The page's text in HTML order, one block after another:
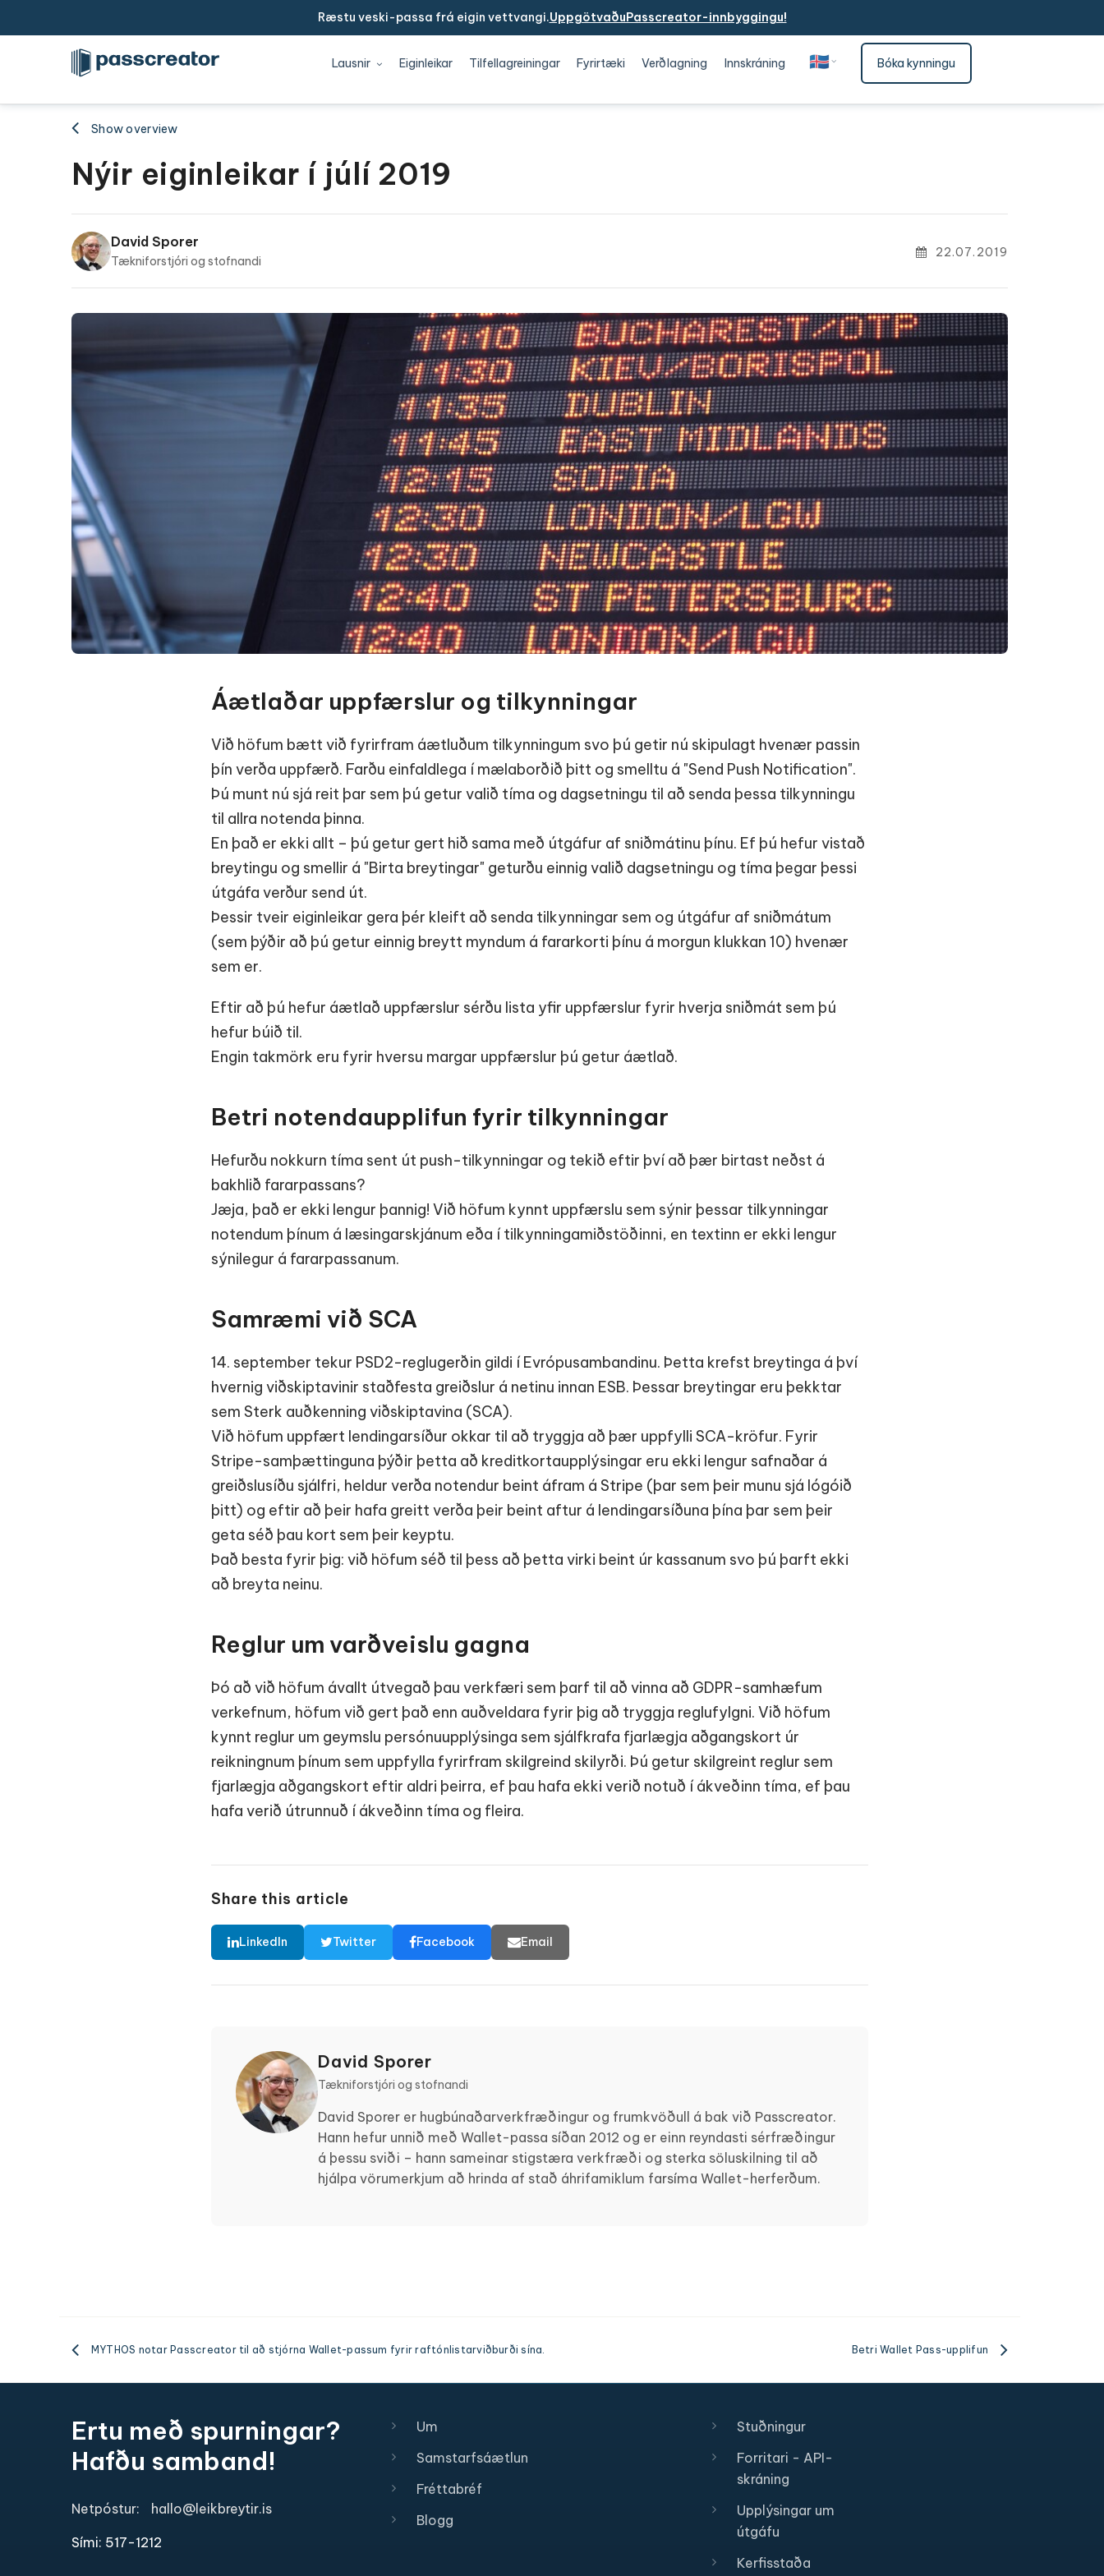
Ræstu veski-passa frá eigin vettvangi.UppgötvaðuPasscreator-innbyggingu!
Lausnir Eiginleikar Tilfellagreiningar Fyrirtæki Verðlagning Innskráning 🇮🇸Íslenska Bóka kynningu
Show overview
Nýir eiginleikar í júlí 2019
David Sporer
Tækniforstjóri og stofnandi
22.07.2019
Áætlaðar uppfærslur og tilkynningar
Við höfum bætt við fyrirfram áætluðum tilkynningum svo þú getir nú skipulagt hvenær passin
þín verða uppfærð. Farðu einfaldlega í mælaborðið þitt og smelltu á "Send Push Notification".
Þú munt nú sjá reit þar sem þú getur valið tíma og dagsetningu til að senda þessa tilkynningu
til allra notenda þinna.
En það er ekki allt – þú getur gert hið sama með útgáfur af sniðmátinu þínu. Ef þú hefur vistað
breytingu og smellir á "Birta breytingar" geturðu einnig valið dagsetningu og tíma þegar þessi
útgáfa verður send út.
Þessir tveir eiginleikar gera þér kleift að senda tilkynningar sem og útgáfur af sniðmátum
(sem þýðir að þú getur einnig breytt myndum á fararkorti þínu á morgun klukkan 10) hvenær
sem er.
Eftir að þú hefur áætlað uppfærslur sérðu lista yfir uppfærslur fyrir hverja sniðmát sem þú
hefur búið til.
Engin takmörk eru fyrir hversu margar uppfærslur þú getur áætlað.
Betri notendaupplifun fyrir tilkynningar
Hefurðu nokkurn tíma sent út push-tilkynningar og tekið eftir því að þær birtast neðst á
bakhlið fararpassans?
Jæja, það er ekki lengur þannig! Við höfum kynnt uppfærslu sem sýnir þessar tilkynningar
notendum þínum á læsingarskjánum eða í tilkynningamiðstöðinni, en textinn er ekki lengur
sýnilegur á fararpassanum.
Samræmi við SCA
14. september tekur PSD2-reglugerðin gildi í Evrópusambandinu. Þetta krefst breytinga á því
hvernig viðskiptavinir staðfesta greiðslur á netinu innan ESB. Þessar breytingar eru þekktar
sem Sterk auðkenning viðskiptavina (SCA).
Við höfum uppfært lendingarsíður okkar til að tryggja að þær uppfylli SCA-kröfur. Fyrir
Stripe-samþættinguna þýðir þetta að kreditkortaupplýsingar eru ekki lengur safnaðar á
greiðslusíðu sjálfri, heldur verða notendur beint áfram á Stripe (þar sem þeir munu sjá lógóið
þitt) og eftir að þeir hafa greitt verða þeir beint aftur á lendingarsíðuna þína þar sem þeir
geta séð þau kort sem þeir keyptu.
Það besta fyrir þig: við höfum séð til þess að þetta virki beint úr kassanum svo þú þarft ekki
að breyta neinu.
Reglur um varðveislu gagna
Þó að við höfum ávallt útvegað þau verkfæri sem þarf til að vinna að GDPR-samhæfum
verkefnum, höfum við gert það enn auðveldara fyrir þig að tryggja reglufylgni. Við höfum
kynnt reglur um geymslu persónuupplýsinga sem sjálfkrafa fjarlægja aðgangskort úr
reikningnum þínum sem uppfylla fyrirfram skilgreind skilyrði. Þú getur skilgreint reglur sem
fjarlægja aðgangskort eftir aldri þeirra, ef þau hafa ekki verið notuð í ákveðinn tíma, ef þau
hafa verið útrunnuð í ákveðinn tíma og fleira.
Share this article
LinkedIn Twitter Facebook Email
David Sporer
Tækniforstjóri og stofnandi
David Sporer er hugbúnaðarverkfræðingur og frumkvöðull á bak við Passcreator.
Hann hefur unnið með Wallet-passa síðan 2012 og er einn reyndasti sérfræðingur
á þessu sviði – hann sameinar stigstæra verkfræði og sterka söluskilning til að
hjálpa vörumerkjum að hrinda af stað áhrifamiklum farsíma Wallet-herferðum.
MYTHOS notar Passcreator til að stjórna Wallet-passum fyrir raftónlistarviðburði sína. Betri Wallet Pass-upplifun
Ertu með spurningar?
Hafðu samband!
Netpóstur: hallo@leikbreytir.is
Sími: 517-1212​
Um
Samstarfsáætlun
Fréttabréf
Blogg
Stuðningur
Forritari - API-
skráning
Upplýsingar um
útgáfu
Kerfisstaða